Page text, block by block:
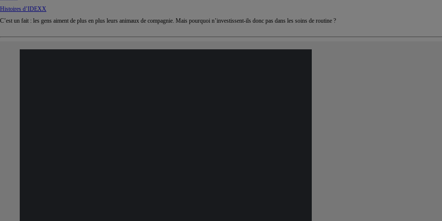
Histoires d’IDEXX
C’est un fait : les gens aiment de plus en plus leurs animaux de compagnie. Mais pourquoi n’investissent-ils donc pas dans les soins de routine ?